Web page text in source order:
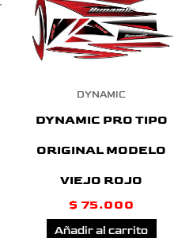
DYNAMIC
DYNAMIC PRO TIPO
ORIGINAL MODELO
VIEJO ROJO
$ 75.000
Añadir al carrito